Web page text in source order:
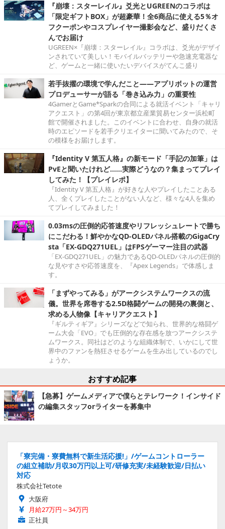
『崩壊：スターレイル』爻光とUGREENのコラボは
「限定ギフトBOX」が超豪華！全6商品に使える5％オ
フクーポンやコスプレイヤー撮影会など、盛りだくさ
んでお届け
UGREEN×『崩壊：スターレイル』コラボは、爻光がデザイ
ンされていて美しい！モバイルバッテリーや急速充電器な
ど、ゲームと一緒に使いたいデバイスがてんこ盛り
若手抜擢の環境で学んだこと――アプリボットの運営
プロデューサーが語る「巻き込み力」の重要性
4GamerとGame*Sparkの合同による就活イベント「キャリ
アクエスト」の第4回が東京都立産業貿易センター浜松町
館で開催されました。このイベントに合わせ、自身の就活
時のエピソードを若手クリエイターに聞いてみたので、そ
の模様をお届けします。
『Identity V 第五人格』の新モード「手記の加筆」は
PvEと聞いたけれど……実際どうなの？集まってプレイ
してみた！【プレイレポ】
『Identity V 第五人格』が好きな人やプレイしたことある
人、全くプレイしたことがない人など、様々な4人を集め
てプレイしてみました！
0.03msの圧倒的応答速度やリフレッシュレートで勝ち
にこだわる！鮮やかなQD-OLEDパネル搭載のGigaCry
sta「EX-GDQ271UEL」はFPSゲーマー注目の武器
「EX-GDQ271UEL」の魅力であるQD-OLEDパネルの圧倒的
な見やすさや応答速度を、『Apex Legends』で体感しま
す。
「まずやってみる」がアークシステムワークスの流
儀。世界を席巻する2.5D格闘ゲームの開発の裏側と、
求める人物像【キャリアクエスト】
『ギルティギア』シリーズなどで知られ、世界的な格闘ゲ
ーム大会「EVO」でも圧倒的な存在感を放つアークシステ
ムワークス。同社はどのような組織体制で、いかにして世
界中のファンを熱狂させるゲームを生み出しているのでし
ょうか。
おすすめ記事
【急募】ゲームメディアで僕らとテレワーク！インサイド
の編集スタッフorライターを募集中
「寮完備・寮費無料で新生活応援!」/ゲームコントローラー
の組立補助/月収30万円以上可/研修充実/未経験歓迎/日払い
対応
株式会社Tetote
大阪府
月給27万円～34万円
正社員